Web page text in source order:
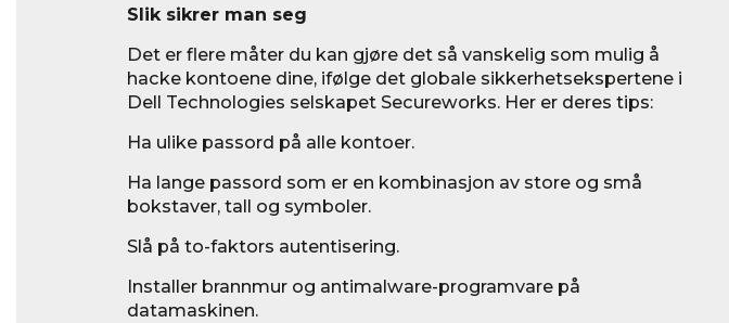
Slik sikrer man seg
Det er flere måter du kan gjøre det så vanskelig som mulig å
hacke kontoene dine, ifølge det globale sikkerhetsekspertene i
Dell Technologies selskapet Secureworks. Her er deres tips:
Ha ulike passord på alle kontoer.
Ha lange passord som er en kombinasjon av store og små
bokstaver, tall og symboler.
Slå på to-faktors autentisering.
Installer brannmur og antimalware-programvare på
datamaskinen.